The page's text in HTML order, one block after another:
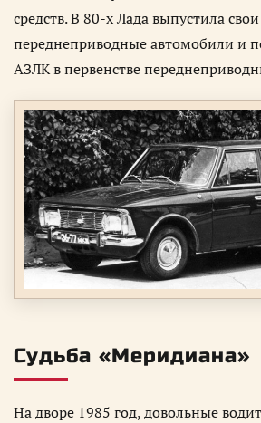
средств. В 80-х Лада выпустила свои
переднеприводные автомобили и
АЗЛК в первенстве
Судьба «Меридиана»
На дворе 1985 год, довольные